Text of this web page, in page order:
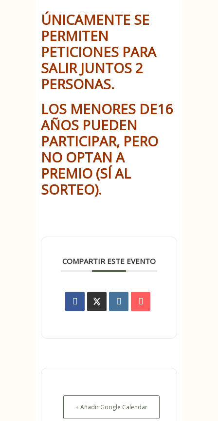
ÚNICAMENTE SE
PERMITEN
PETICIONES PARA
SALIR JUNTOS 2
PERSONAS.
LOS MENORES DE16
AÑOS PUEDEN
PARTICIPAR, PERO
NO OPTAN A
PREMIO (SÍ AL
SORTEO).
COMPARTIR ESTE EVENTO
+ Añadir Google Calendar